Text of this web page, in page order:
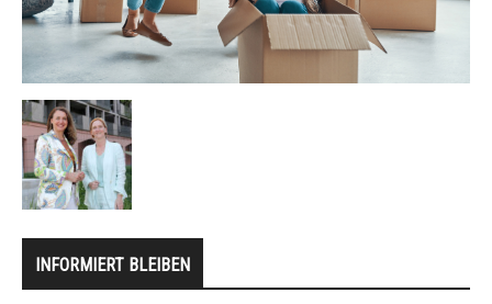
INFORMIERT BLEIBEN